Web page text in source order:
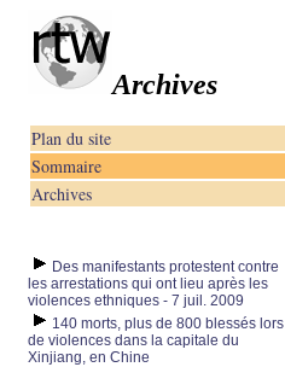
Archives
Plan du site
Sommaire
Archives
Des manifestants protestent contre
les arrestations qui ont lieu après les
violences ethniques - 7 juil. 2009
140 morts, plus de 800 blessés lors
de violences dans la capitale du
Xinjiang, en Chine